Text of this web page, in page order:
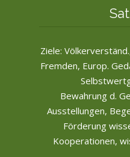
Ziele:
Fremden, Europ.
Bewahrung d.
Ausstellungen,
Förderung
Kooperationen,